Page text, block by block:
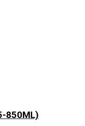
850ML)